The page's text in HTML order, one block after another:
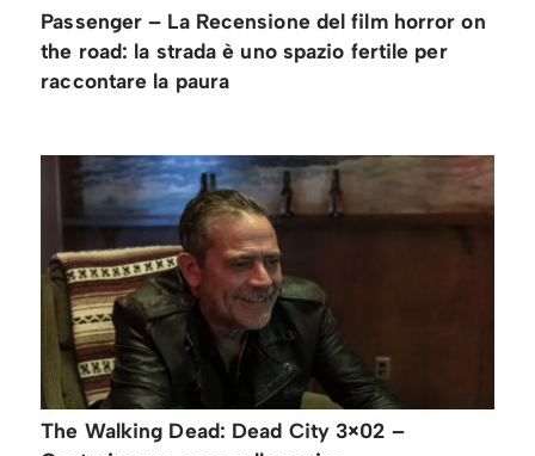
Passenger – La Recensione del film horror on
the road: la strada è uno spazio fertile per
raccontare la paura
The Walking Dead: Dead City 3×02 –